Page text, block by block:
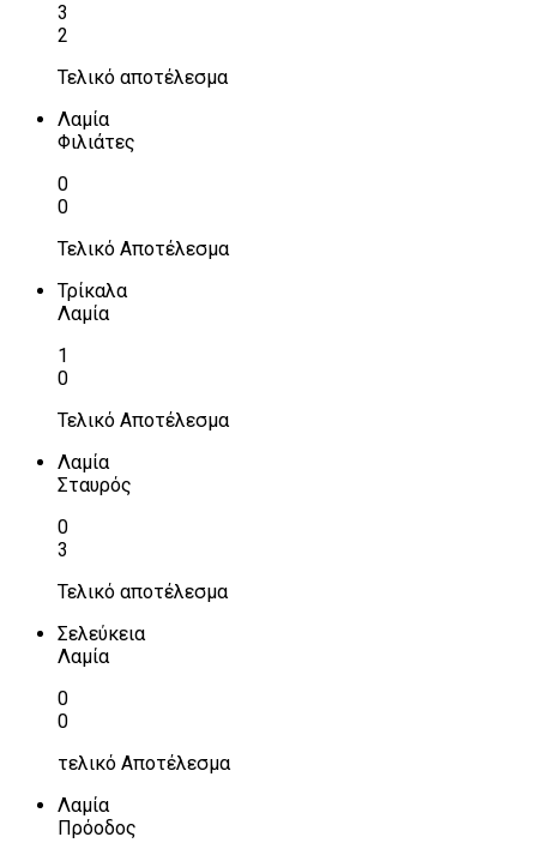
3
2
Τελικό αποτέλεσμα
Λαμία
Φιλιάτες
0
0
Τελικό Αποτέλεσμα
Τρίκαλα
Λαμία
1
0
Τελικό Αποτέλεσμα
Λαμία
Σταυρός
0
3
Τελικό αποτέλεσμα
Σελεύκεια
Λαμία
0
0
τελικό Αποτέλεσμα
Λαμία
Πρόοδος